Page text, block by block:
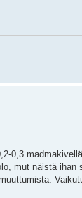
0,3
mut näistä